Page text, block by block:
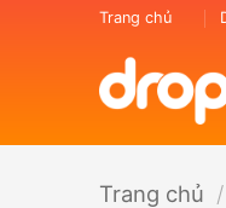
Trang chủ
Trang chủ /